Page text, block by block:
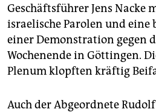
Geschäftsführer Jens Nacke
israelische Parolen und eine
einer Demonstration gegen
Wochenende in Göttingen.
Plenum klopften kräftig
Auch der Abgeordnete